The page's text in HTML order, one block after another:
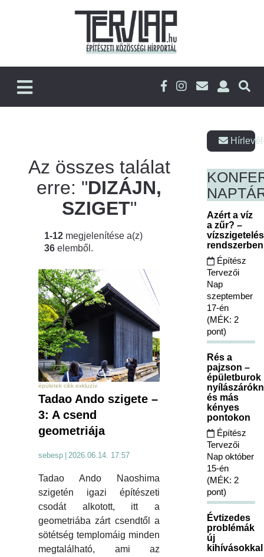
Az összes találat
erre: "DIZÁJN,
SZIGET"
1-12 megjelenítése a(z)
36 elemből.
épületek cikk exkluzív
Tadao Ando szigete –
3: A csend
geometriája
sebesp 2026.06.14. 17:57
Tadao Ando Naoshima
szigetén igazi építészeti
csodát alkotott, itt a
geometriába zárt csendtől a
sötétség templomáig minden
megtalálható, ami az
Azért a víz
a zűr? –
Építész
Tervezői
Nap
szeptember
17-én
(MÉK: 2
pont)
Rés a
pajzson –
épületburok
és más
kényes
pontokon
Építész
Tervezői
Nap október
15-én
(MÉK: 2
pont)
Évtizedes
problémák
új
kihívásokkal